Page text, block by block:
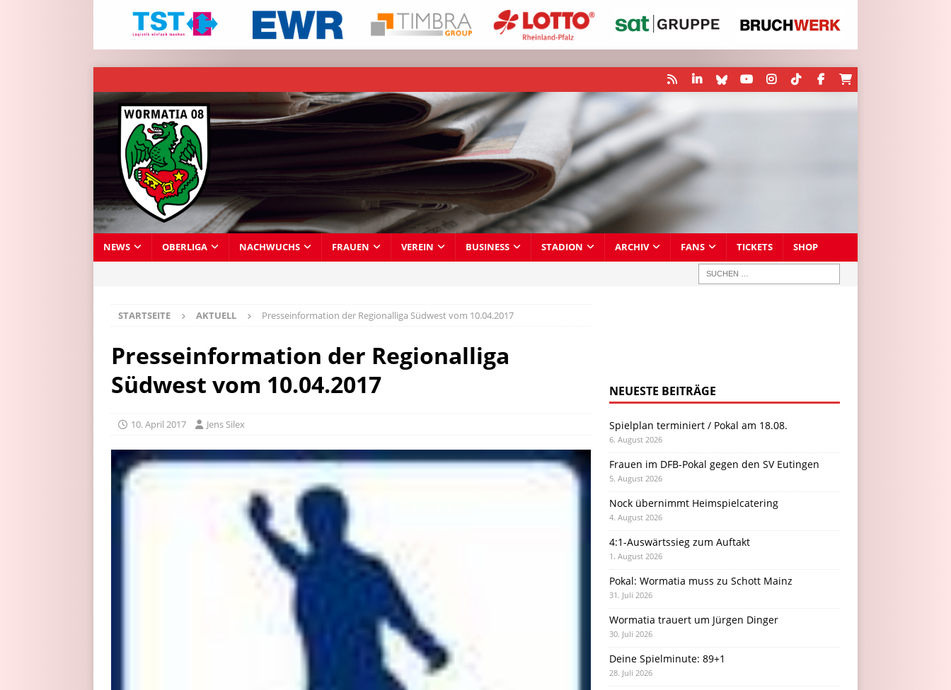
NEWS OBERLIGA NACHWUCHS FRAUEN VEREIN BUSINESS STADION ARCHIV FANS TICKETS SHOP
STARTSEITE AKTUELL Presseinformation der Regionalliga Südwest vom 10.04.2017
Presseinformation der Regionalliga
Südwest vom 10.04.2017
10. April 2017 Jens Silex
NEUESTE BEITRÄGE
Spielplan terminiert / Pokal am 18.08.
6. August 2026
Frauen im DFB-Pokal gegen den SV Eutingen
5. August 2026
Nock übernimmt Heimspielcatering
4. August 2026
4:1-Auswärtssieg zum Auftakt
1. August 2026
Pokal: Wormatia muss zu Schott Mainz
31. Juli 2026
Wormatia trauert um Jürgen Dinger
30. Juli 2026
Deine Spielminute: 89+1
28. Juli 2026